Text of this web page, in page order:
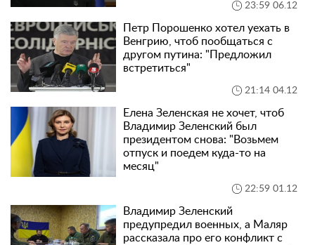
23:59 06.12
Петр Порошенко хотел уехать в
Венгрию, чтоб пообщаться с
другом путина: "Предложил
встретиться"
21:14 04.12
Елена Зеленская не хочет, чтоб
Владимир Зеленский был
президентом снова: "Возьмем
отпуск и поедем куда-то на
месяц"
22:59 01.12
Владимир Зеленский
предупредил военных, а Маляр
рассказала про его конфликт с